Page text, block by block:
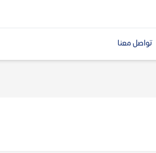
تواصل معنا